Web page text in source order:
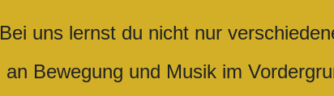
Bei uns lernst du nicht nur
an Bewegung und Musik im